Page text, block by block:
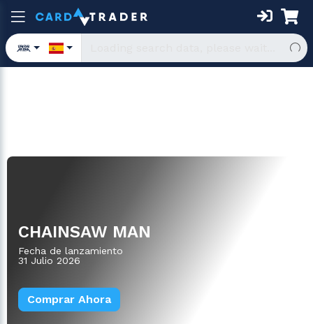
CHAINSAW MAN
Fecha de lanzamiento
31 Julio 2026
Comprar Ahora